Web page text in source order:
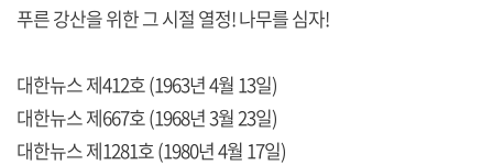
푸른 강산을 위한 그 시절 열정! 나무를 심자!
대한뉴스 제412호 (1963년 4월 13일)
대한뉴스 제667호 (1968년 3월 23일)
대한뉴스 제1281호 (1980년 4월 17일)